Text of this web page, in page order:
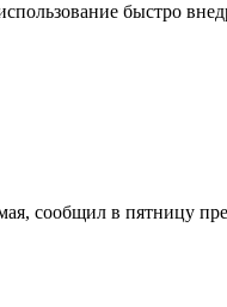
быстро
сообщил в пятницу